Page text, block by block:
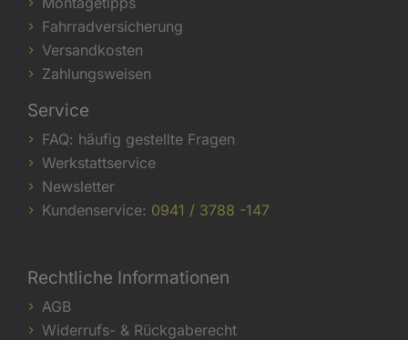
Fahrradversicherung
Versandkosten
Zahlungsweisen
Service
FAQ: häufig gestellte Fragen
Werkstattservice
Newsletter
Kundenservice: 0941 / 3788 -147
Rechtliche Informationen
AGB
Widerrufs- & Rückgaberecht